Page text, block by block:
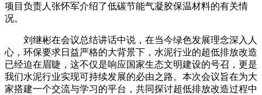
项目负责人张怀军介绍了低碳节能气凝胶保温材料的有关情
况。
刘继彬在会议总结讲话中说，在当今绿色发展理念深入人
心，环保要求日益严格的大背景下，水泥行业的超低排放改造
已经迫在眉睫，这不仅是响应国家生态文明建设的号召，更是
我们水泥行业实现可持续发展的必由之路。本次会议旨在为大
家搭建一个交流与学习的平台，共同探讨超低排放改造过程中